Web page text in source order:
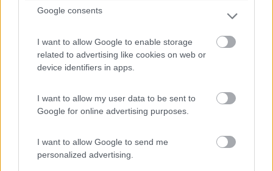
Google consents
I want to allow Google to enable storage
related to advertising like cookies on web or
device identifiers in apps.
I want to allow my user data to be sent to
Google for online advertising purposes.
I want to allow Google to send me
personalized advertising.
ecostar
37388
Inserito il15/07/2019 alle:00:01:11
23:21:44
Ciao Mario... Niente in particolare, ventilatori, dremel,, TV computer,
modificata mi pare che no, prendo onda pura... Costa di più, ma visto che
il mio vattaggio ideale è 300/400 watt, il costo è abbordabile. .